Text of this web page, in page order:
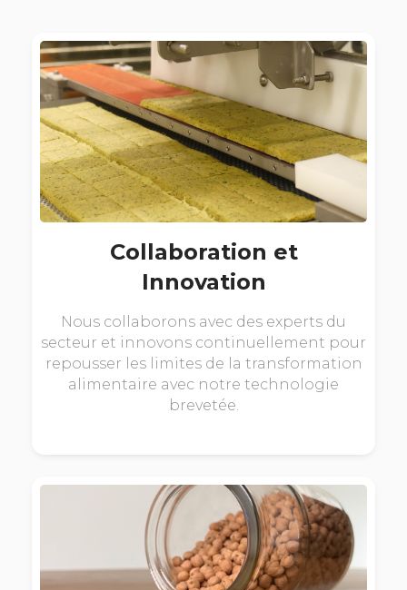
Collaboration et
Innovation
Nous collaborons avec des experts du
secteur et innovons continuellement pour
repousser les limites de la transformation
alimentaire avec notre technologie
brevetée.